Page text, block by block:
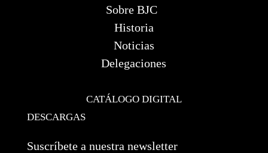
Sobre BJC
Historia
Noticias
Delegaciones
CATÁLOGO DIGITAL
DESCARGAS
Suscríbete a nuestra newsletter